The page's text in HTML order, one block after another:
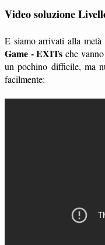
Video soluzione
E siamo arrivati alla metà
Game - EXITs che
un pochino difficile, ma
facilmente: